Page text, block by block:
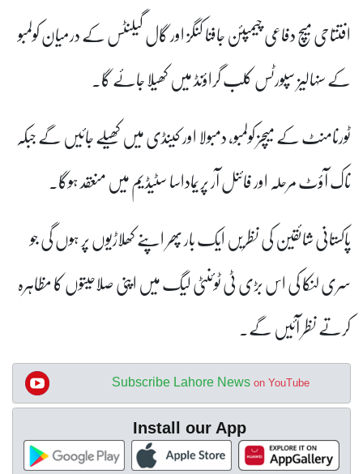
افتتاحی میچ دفاعی چیمپئن جافنا کنگز اور گال گیلنٹس کے درمیان کولمبو
کے سنہالیز سپورٹس کلب گراؤنڈ میں کھیلا جائے گا۔
ٹورنامنٹ کے میچز کولمبو، دمبولا اور کینڈی میں کھیلے جائیں گے جبکہ
ناک آؤٹ مرحلہ اور فائنل آر پریماداسا سٹیڈیم میں منعقد ہوگا۔
پاکستانی شائقین کی نظریں ایک بار پھر اپنے کھلاڑیوں پر ہوں گی جو
سری لنکا کی اس بڑی ٹی ٹوئنٹی لیگ میں اپنی صلاحیتوں کا مظاہرہ
کرتے نظر آئیں گے۔
Subscribe Lahore News on YouTube
Install our App